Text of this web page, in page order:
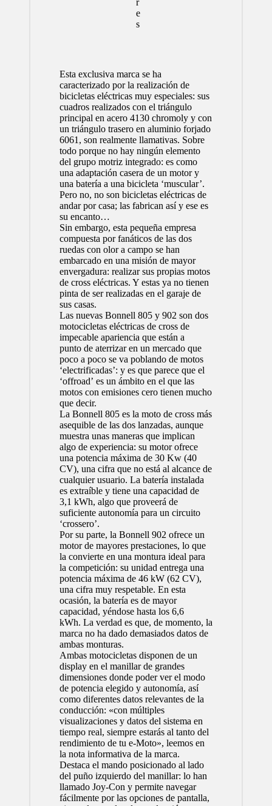
Esta exclusiva marca se ha
caracterizado por la realización de
bicicletas eléctricas muy especiales: sus
cuadros realizados con el triángulo
principal en acero 4130 chromoly y con
un triángulo trasero en aluminio forjado
6061, son realmente llamativas. Sobre
todo porque no hay ningún elemento
del grupo motriz integrado: es como
una adaptación casera de un motor y
una batería a una bicicleta ‘muscular’.
Pero no, no son bicicletas eléctricas de
andar por casa; las fabrican así y ese es
su encanto…
Sin embargo, esta pequeña empresa
compuesta por fanáticos de las dos
ruedas con olor a campo se han
embarcado en una misión de mayor
envergadura: realizar sus propias motos
de cross eléctricas. Y estas ya no tienen
pinta de ser realizadas en el garaje de
sus casas.
Las nuevas Bonnell 805 y 902 son dos
motocicletas eléctricas de cross de
impecable apariencia que están a
punto de aterrizar en un mercado que
poco a poco se va poblando de motos
‘electrificadas’: y es que parece que el
‘offroad’ es un ámbito en el que las
motos con emisiones cero tienen mucho
que decir.
La Bonnell 805 es la moto de cross más
asequible de las dos lanzadas, aunque
muestra unas maneras que implican
algo de experiencia: su motor ofrece
una potencia máxima de 30 Kw (40
CV), una cifra que no está al alcance de
cualquier usuario. La batería instalada
es extraíble y tiene una capacidad de
3,1 kWh, algo que proveerá de
suficiente autonomía para un circuito
‘crossero’.
Por su parte, la Bonnell 902 ofrece un
motor de mayores prestaciones, lo que
la convierte en una montura ideal para
la competición: su unidad entrega una
potencia máxima de 46 kW (62 CV),
una cifra muy respetable. En esta
ocasión, la batería es de mayor
capacidad, yéndose hasta los 6,6
kWh. La verdad es que, de momento, la
marca no ha dado demasiados datos de
ambas monturas.
Ambas motocicletas disponen de un
display en el manillar de grandes
dimensiones donde poder ver el modo
de potencia elegido y autonomía, así
como diferentes datos relevantes de la
conducción: «con múltiples
visualizaciones y datos del sistema en
tiempo real, siempre estarás al tanto del
rendimiento de tu e-Moto», leemos en
la nota informativa de la marca.
Destaca el mando posicionado al lado
del puño izquierdo del manillar: lo han
llamado Joy-Con y permite navegar
fácilmente por las opciones de pantalla,